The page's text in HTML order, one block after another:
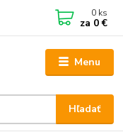
Menu
Hľadať
0 ks
za 0 €